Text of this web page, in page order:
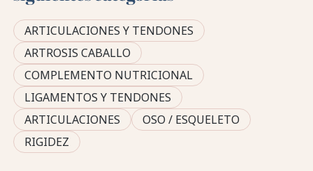
ARTICULACIONES Y TENDONES
ARTROSIS CABALLO
COMPLEMENTO NUTRICIONAL
LIGAMENTOS Y TENDONES
ARTICULACIONES
OSO / ESQUELETO
RIGIDEZ